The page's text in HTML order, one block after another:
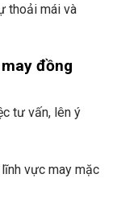
thoải mái và
đồng
tư vấn, lên ý
vực may mặc